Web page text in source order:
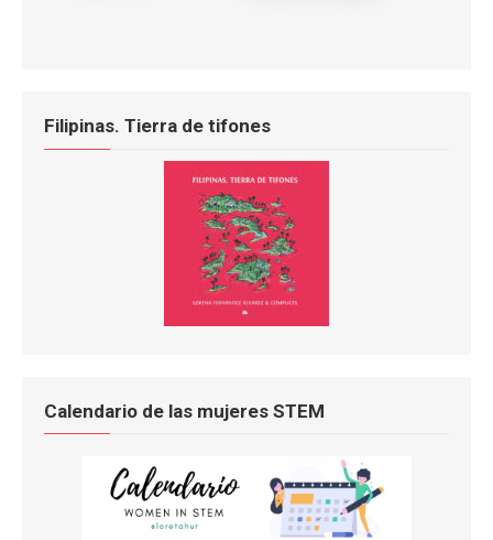
Filipinas. Tierra de tifones
Calendario de las mujeres STEM